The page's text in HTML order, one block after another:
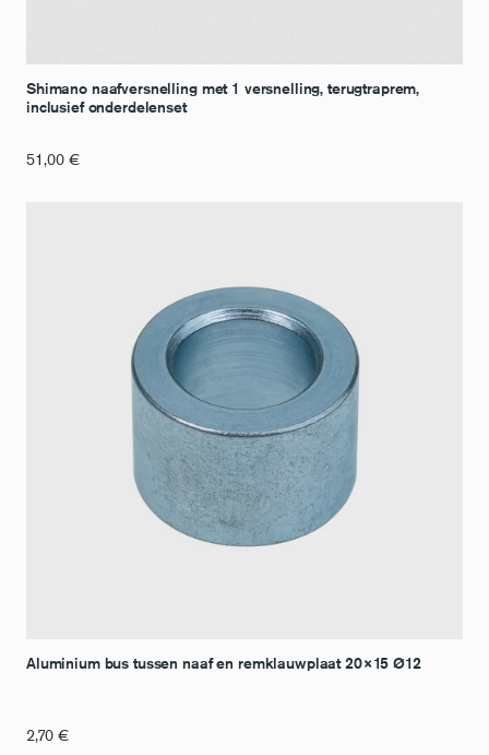
Shimano naafversnelling met 1 versnelling, terugtraprem,
inclusief onderdelenset
51,00 €
Aluminium bus tussen naaf en remklauwplaat 20×15 Ø12
2,70 €